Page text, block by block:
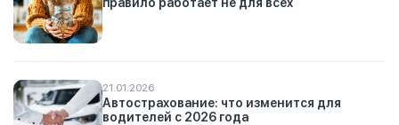
21.01.2026
Автострахование: что изменится для
водителей с 2026 года